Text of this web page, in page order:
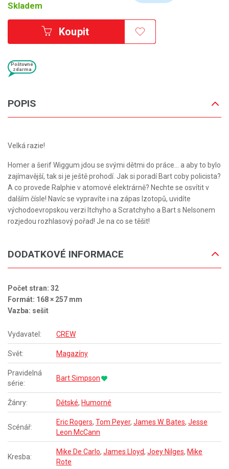
Skladem
Koupit
Poštovné
zdarma
POPIS
Velká razie!
Homer a šerif Wiggum jdou se svými dětmi do práce... a aby to bylo
zajímavější, tak si je ještě prohodí. Jak si poradí Bart coby policista?
A co provede Ralphie v atomové elektrárně? Nechte se osvítit v
dalším čísle! Navíc se vypravíte i na zápas Izotopů, uvidíte
východoevropskou verzi Itchyho a Scratchyho a Bart s Nelsonem
rozjedou rozhlasový pořad! Je na co se těšit!
DODATKOVÉ INFORMACE
Počet stran: 32
Formát: 168 × 257 mm
Vazba: sešit
Vydavatel: CREW
Svět: Magazíny
Pravidelná
série:
Bart Simpson
Žánry: Dětské, Humorné
Scénář:
Eric Rogers, Tom Peyer, James W. Bates, Jesse
Leon McCann
Kresba:
Mike De Carlo, James Lloyd, Joey Nilges, Mike
Rote